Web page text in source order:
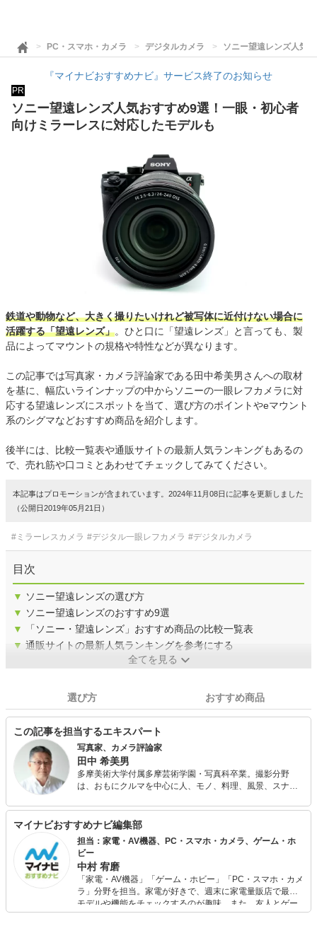
PC・スマホ・カメラ デジタルカメラ ソニー望遠レンズ人気
『マイナビおすすめナビ』サービス終了のお知らせ
PR
ソニー望遠レンズ人気おすすめ9選！一眼・初心者
向けミラーレスに対応したモデルも
鉄道や動物など、大きく撮りたいけれど被写体に近付けない場合に
活躍する「望遠レンズ」。ひと口に「望遠レンズ」と言っても、製
品によってマウントの規格や特性などが異なります。
この記事では写真家・カメラ評論家である田中希美男さんへの取材
を基に、幅広いラインナップの中からソニーの一眼レフカメラに対
応する望遠レンズにスポットを当て、選び方のポイントやeマウント
系のシグマなどおすすめ商品を紹介します。
後半には、比較一覧表や通販サイトの最新人気ランキングもあるの
で、売れ筋や口コミとあわせてチェックしてみてください。
本記事はプロモーションが含まれています。2024年11月08日に記事を更新しました
（公開日2019年05月21日）
#ミラーレスカメラ #デジタル一眼レフカメラ #デジタルカメラ
目次
▼ ソニー望遠レンズの選び方
▼ ソニー望遠レンズのおすすめ9選
▼
「ソニー・望遠レンズ」おすすめ商品の比較一覧表
▼ 通販サイトの最新人気ランキングを参考にする
全てを見る
選び方 おすすめ商品
この記事を担当するエキスパート
写真家、カメラ評論家
田中 希美男
多摩美術大学付属多摩芸術学園・写真科卒業。撮影分野
は、おもにクルマを中心に人、モノ、料理、風景、スナッ
ほかに、カメラ雑誌などに新型カメラやレンズのテストの
レポート、撮影技法などの解説をする。
マイナビおすすめナビ編集部
担当：家電・AV機器、PC・スマホ・カメラ、ゲーム・ホ
ビー
中村 宥磨
「家電・AV機器」「ゲーム・ホビー」「PC・スマホ・カメ
ラ」分野を担当。家電が好きで、週末に家電量販店で最新
モデルや機能をチェックするのが趣味。また、友人とゲー
ムを楽しみながら、新作タイトルやイベント情報もいち早